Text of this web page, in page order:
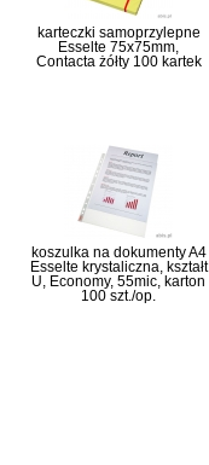
karteczki samoprzylepne
Esselte 75x75mm,
Contacta żółty 100 kartek
koszulka na dokumenty A4
Esselte krystaliczna, kształt
U, Economy, 55mic, karton
100 szt./op.